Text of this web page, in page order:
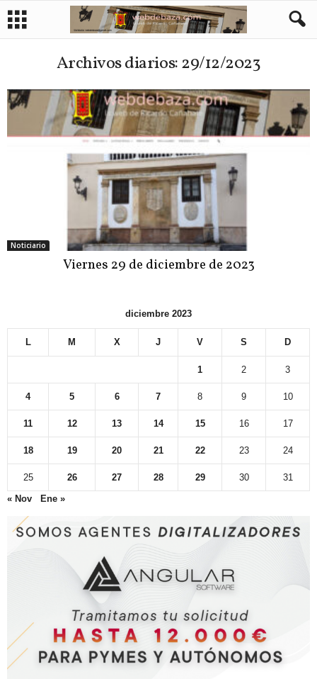
Archivos diarios: 29/12/2023
Noticiario
Viernes 29 de diciembre de 2023
diciembre 2023
L M X J V S D
1 2 3
4 5 6 7 8 9 10
11 12 13 14 15 16 17
18 19 20 21 22 23 24
25 26 27 28 29 30
31
« Nov
Ene »